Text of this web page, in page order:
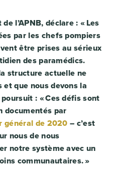
l’APNB, déclare : « Les
par les chefs pompiers
être prises au sérieux
des paramédics.
structure actuelle ne
et que nous devons la
: « Ces défis sont
documentés par
général de 2020 – c’est
nous de nous
notre système avec un
communautaires. »